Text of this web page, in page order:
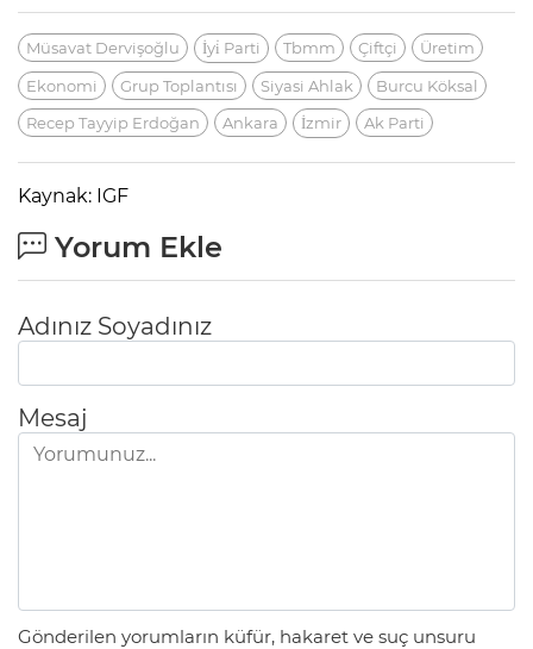
Müsavat Dervişoğlu İyi̇ Parti Tbmm Çiftçi
Üretim
Ekonomi
Grup Toplantısı Siyasi Ahlak
Burcu Köksal
Recep Tayyip Erdoğan
Ankara İzmir Ak Parti
Kaynak: IGF
Yorum Ekle
Adınız Soyadınız
Mesaj
Gönderilen yorumların küfür, hakaret ve suç unsuru